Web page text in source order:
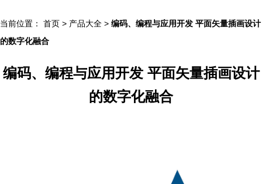
当前位置： 首页 > 产品大全 > 编码、编程与应用开发 平面矢量插画设计
的数字化融合
编码、编程与应用开发 平面矢量插画设计
的数字化融合